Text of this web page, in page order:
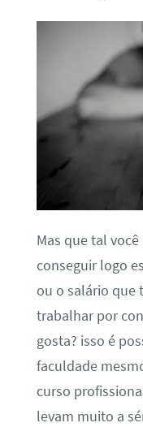
Mas que tal
conseguir logo
ou o salário que
trabalhar por
gosta? isso é
faculdade
curso
levam muito a